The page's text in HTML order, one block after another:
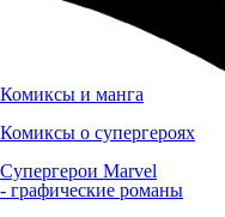
Комиксы и манга
Комиксы о супергероях
Супергерои Marvel
- графические романы